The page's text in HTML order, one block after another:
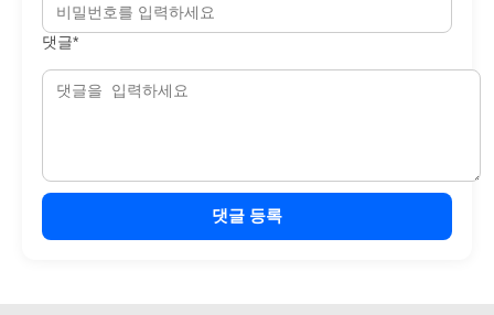
댓글*
댓글 등록